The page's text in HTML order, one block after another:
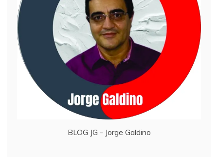
BLOG JG - Jorge Galdino